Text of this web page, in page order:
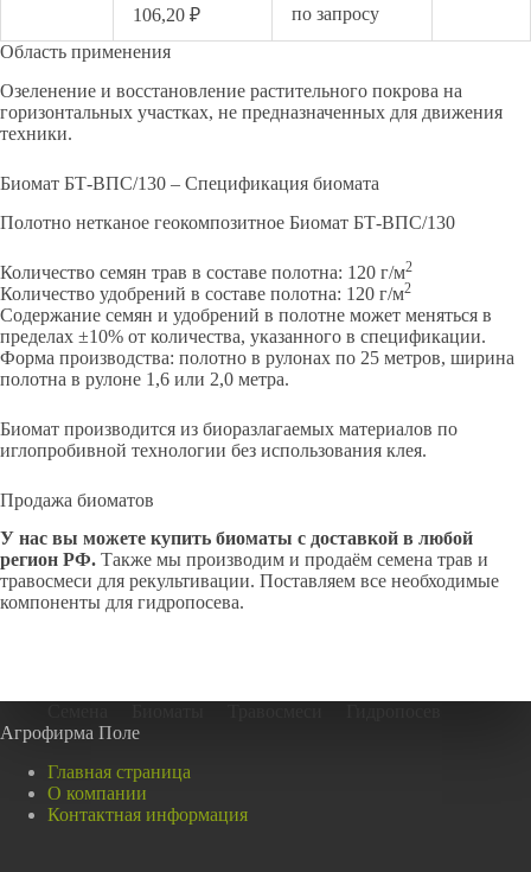
106,20 ₽
по запросу
Область применения
Озеленение и восстановление растительного покрова на
горизонтальных участках, не предназначенных для движения
техники.
Биомат БТ-ВПС/130 – Спецификация биомата
Полотно нетканое геокомпозитное Биомат БТ-ВПС/130
Количество семян трав в составе полотна: 120 г/м2
Количество удобрений в составе полотна: 120 г/м2
Содержание семян и удобрений в полотне может меняться в
пределах ±10% от количества, указанного в спецификации.
Форма производства: полотно в рулонах по 25 метров, ширина
полотна в рулоне 1,6 или 2,0 метра.
Биомат производится из биоразлагаемых материалов по
иглопробивной технологии без использования клея.
Продажа биоматов
У нас вы можете купить биоматы с доставкой в любой
регион РФ. Также мы производим и продаём семена трав и
травосмеси для рекультивации. Поставляем все необходимые
компоненты для гидропосева.
Агрофирма Поле
Главная страница
О компании
Контактная информация